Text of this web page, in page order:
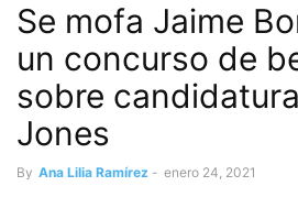
Se mofa Jaime
un concurso de
sobre
Jones
By Ana Lilia Ramírez - enero 24, 2021